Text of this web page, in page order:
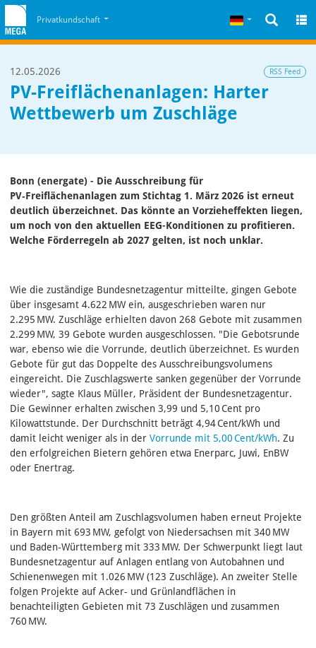
Zum Cookiehinweis
Privatkundschaft Deutsch
12.05.2026 RSS Feed
PV-Freiflächenanlagen: Harter
Wettbewerb um Zuschläge
Bonn (energate) - Die Ausschreibung für
PV‑Freiflächenanlagen zum Stichtag 1. März 2026 ist erneut
deutlich überzeichnet. Das könnte an Vorzieheffekten liegen,
um noch von den aktuellen EEG-Konditionen zu profitieren.
Welche Förderregeln ab 2027 gelten, ist noch unklar.
Wie die zuständige Bundesnetzagentur mitteilte, gingen Gebote
über insgesamt 4.622 MW ein, ausgeschrieben waren nur
2.295 MW. Zuschläge erhielten davon 268 Gebote mit zusammen
2.299 MW, 39 Gebote wurden ausgeschlossen. "Die Gebotsrunde
war, ebenso wie die Vorrunde, deutlich überzeichnet. Es wurden
Gebote für gut das Doppelte des Ausschreibungsvolumens
eingereicht. Die Zuschlagswerte sanken gegenüber der Vorrunde
wieder", sagte Klaus Müller, Präsident der Bundesnetzagentur.
Die Gewinner erhalten zwischen 3,99 und 5,10 Cent pro
Kilowattstunde. Der Durchschnitt beträgt 4,94 Cent/kWh und
damit leicht weniger als in der Vorrunde mit 5,00 Cent/kWh. Zu
den erfolgreichen Bietern gehören etwa Enerparc, Juwi, EnBW
oder Enertrag.
Den größten Anteil am Zuschlagsvolumen haben erneut Projekte
in Bayern mit 693 MW, gefolgt von Niedersachsen mit 340 MW
und Baden‑Württemberg mit 333 MW. Der Schwerpunkt liegt laut
Bundesnetzagentur auf Anlagen entlang von Autobahnen und
Schienenwegen mit 1.026 MW (123 Zuschläge). An zweiter Stelle
folgen Projekte auf Acker‑ und Grünlandflächen in
benachteiligten Gebieten mit 73 Zuschlägen und zusammen
760 MW.